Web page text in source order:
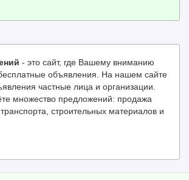
- это сайт, где Вашему вниманию
объявления. На нашем сайте
частные лица и организации.
множество предложений: продажа
строительных материалов и